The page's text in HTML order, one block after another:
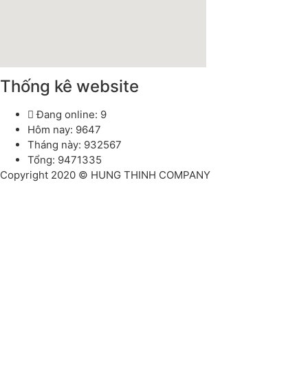
Thống kê website
Đang online: 9
Hôm nay: 9647
Tháng này: 932567
Tổng: 9471335
Copyright 2020 © HUNG THINH COMPANY